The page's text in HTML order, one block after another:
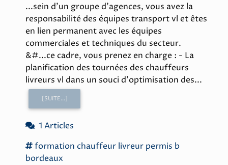
...sein d'un groupe d'agences, vous avez la
responsabilité des équipes transport vl et êtes
en lien permanent avec les équipes
commerciales et techniques du secteur.
&#...ce cadre, vous prenez en charge : - La
planification des tournées des chauffeurs
livreurs vl dans un souci d'optimisation des...
[SUITE...]
1 Articles
formation chauffeur livreur permis b
bordeaux